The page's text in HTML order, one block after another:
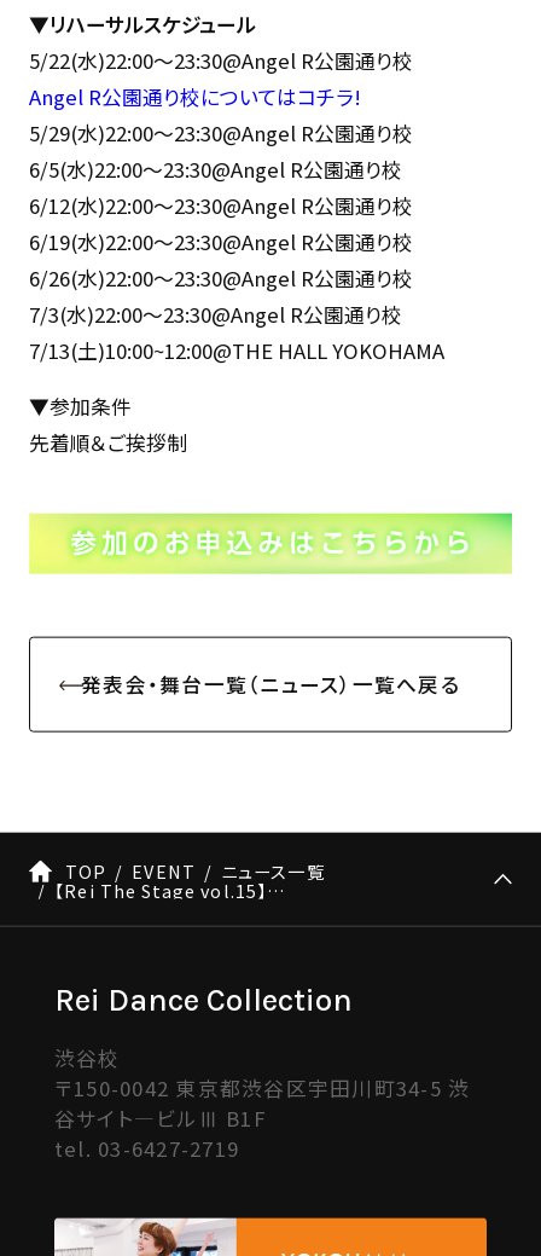
▼リハーサルスケジュール
5/22(水)22:00〜23:30@Angel R公園通り校
Angel R公園通り校についてはコチラ!
5/29(水)22:00〜23:30@Angel R公園通り校
6/5(水)22:00〜23:30@Angel R公園通り校
6/12(水)22:00〜23:30@Angel R公園通り校
6/19(水)22:00〜23:30@Angel R公園通り校
6/26(水)22:00〜23:30@Angel R公園通り校
7/3(水)22:00〜23:30@Angel R公園通り校
7/13(土)10:00~12:00@THE HALL YOKOHAMA
▼参加条件
先着順＆ご挨拶制
発表会・舞台一覧（ニュース）一覧へ戻る
TOP EVENT ニュース一覧
【Rei The Stage vol.15】RIKAナンバー情報*6/13更新
Rei Dance Collection
渋谷校
〒150-0042 東京都渋谷区宇田川町34-5 渋
谷サイト―ビルⅢ B1F
tel. 03-6427-2719